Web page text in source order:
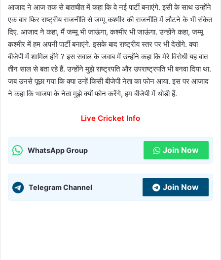
आजाद ने आज तक से बातचीत में कहा कि वे नई पार्टी बनाएंगे. इसी के साथ उन्होंने
एक बार फिर राष्ट्रीय राजनीति से जम्मू कश्मीर की राजनीति में लौटने के भी संकेत
दिए. आजाद ने कहा, मैं जम्मू भी जाऊंगा, कश्मीर भी जाऊंगा. उन्होंने कहा, जम्मू
कश्मीर में हम अपनी पार्टी बनाएंगे. इसके बाद राष्ट्रीय स्तर पर भी देखेंगे. क्या
बीजेपी में शामिल होंगे ? इस सवाल के जवाब में उन्होंने कहा कि मेरे विरोधी यह बात
तीन साल से बता रहे हैं. उन्होंने मुझे राष्ट्रपति और उपराष्ट्रपति भी बनवा दिया था.
जब उनसे पूछा गया कि क्या उन्हें किसी बीजेपी नेता का फोन आया. इस पर आजाद
ने कहा कि भाजपा के नेता मुझे क्यों फोन करेंगे, हम बीजेपी में थोड़ी हैं.
Live Cricket Info
WhatsApp Group Join Now
Telegram Channel Join Now